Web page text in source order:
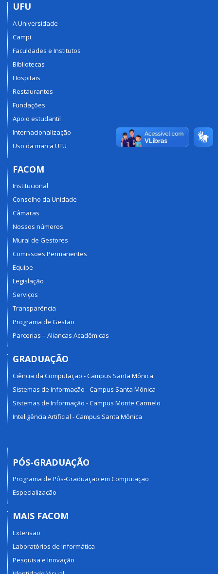
UFU
A Universidade
Campi
Faculdades e Institutos
Bibliotecas
Hospitais
Restaurantes
Fundações
Apoio estudantil
Internacionalização
Uso da marca UFU
FACOM
Institucional
Conselho da Unidade
Câmaras
Nossos números
Mural de Gestores
Comissões Permanentes
Equipe
Legislação
Serviços
Transparência
Programa de Gestão
Parcerias – Alianças Acadêmicas
GRADUAÇÃO
Ciência da Computação - Campus Santa Mônica
Sistemas de Informação - Campus Santa Mônica
Sistemas de Informação - Campus Monte Carmelo
Inteligência Artificial - Campus Santa Mônica
PÓS-GRADUAÇÃO
Programa de Pós-Graduação em Computação
Especialização
MAIS FACOM
Extensão
Laboratórios de Informática
Pesquisa e Inovação